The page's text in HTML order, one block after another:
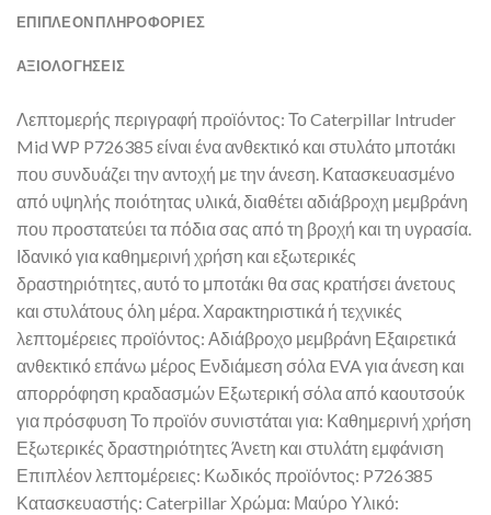
ΕΠΙΠΛΈΟΝ ΠΛΗΡΟΦΟΡΊΕΣ
ΑΞΙΟΛΟΓΗΣΕΙΣ
Λεπτομερής περιγραφή προϊόντος: Το Caterpillar Intruder
Mid WP P726385 είναι ένα ανθεκτικό και στυλάτο μποτάκι
που συνδυάζει την αντοχή με την άνεση. Κατασκευασμένο
από υψηλής ποιότητας υλικά, διαθέτει αδιάβροχη μεμβράνη
που προστατεύει τα πόδια σας από τη βροχή και τη υγρασία.
Ιδανικό για καθημερινή χρήση και εξωτερικές
δραστηριότητες, αυτό το μποτάκι θα σας κρατήσει άνετους
και στυλάτους όλη μέρα. Χαρακτηριστικά ή τεχνικές
λεπτομέρειες προϊόντος: Αδιάβροχο μεμβράνη Εξαιρετικά
ανθεκτικό επάνω μέρος Ενδιάμεση σόλα EVA για άνεση και
απορρόφηση κραδασμών Εξωτερική σόλα από καουτσούκ
για πρόσφυση Το προϊόν συνιστάται για: Καθημερινή χρήση
Εξωτερικές δραστηριότητες Άνετη και στυλάτη εμφάνιση
Επιπλέον λεπτομέρειες: Κωδικός προϊόντος: P726385
Κατασκευαστής: Caterpillar Χρώμα: Μαύρο Υλικό: